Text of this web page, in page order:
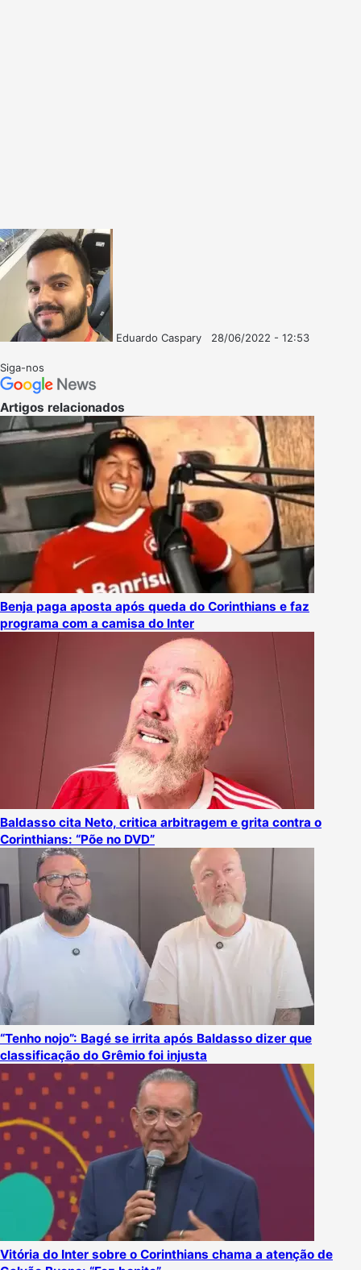
Eduardo Caspary
28/06/2022 - 12:53
Siga-nos
Artigos relacionados
Benja paga aposta após queda do Corinthians e faz
programa com a camisa do Inter
Baldasso cita Neto, critica arbitragem e grita contra o
Corinthians: “Põe no DVD”
“Tenho nojo”: Bagé se irrita após Baldasso dizer que
classificação do Grêmio foi injusta
Vitória do Inter sobre o Corinthians chama a atenção de